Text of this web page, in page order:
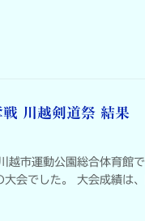
川越剣道祭 結果
市運動公園総合体育館
会でした。 大会成績は